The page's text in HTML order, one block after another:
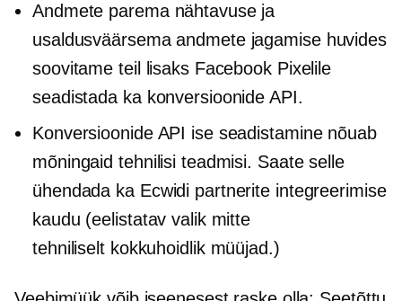
Andmete parema nähtavuse ja
usaldusväärsema andmete jagamise huvides
soovitame teil lisaks Facebook Pixelile
seadistada ka konversioonide API.
Konversioonide API ise seadistamine nõuab
mõningaid tehnilisi teadmisi. Saate selle
ühendada ka Ecwidi partnerite integreerimise
kaudu (eelistatav valik mitte
tehniliselt kokkuhoidlikmüüjad.)